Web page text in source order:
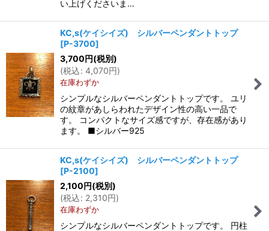
い上げくださいま…
KC,s(ケイシイズ) シルバーペンダントトップ
[P-3700]
3,700円(税別)
(税込: 4,070円)
在庫わずか
シンプルなシルバーペンダントトップです。 ユリ
の紋章があしらわれたデザイン性の高い一品で
す。 コンパクトなサイズ感ですが、存在感があり
ます。 ■シルバー925
KC,s(ケイシイズ) シルバーペンダントトップ
[P-2100]
2,100円(税別)
(税込: 2,310円)
在庫わずか
シンプルなシルバーペンダントトップです。 円柱